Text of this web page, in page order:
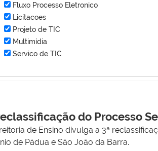
Fluxo Processo Eletronico
Licitacoes
Projeto de TIC
Multimídia
Servico de TIC
do Processo
de Ensino divulga a 3ª
de Pádua e São João da Barra.